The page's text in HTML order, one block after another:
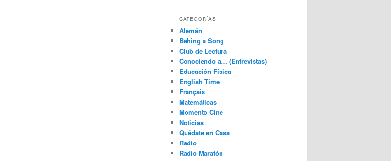
CATEGORÍAS
Alemán
Behing a Song
Club de Lectura
Conociendo a… (Entrevistas)
Educación Física
English Time
Français
Matemáticas
Momento Cine
Noticias
Quédate en Casa
Radio
Radio Maratón